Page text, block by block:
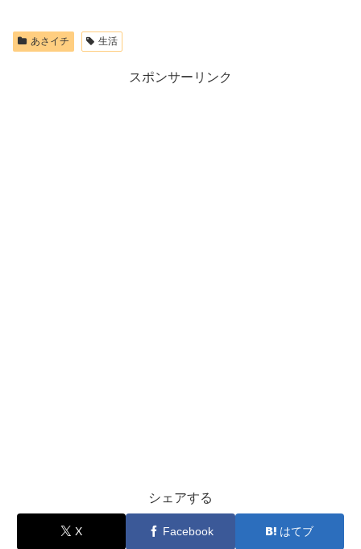
あさイチ 生活
スポンサーリンク
シェアする
X Facebook はてブ